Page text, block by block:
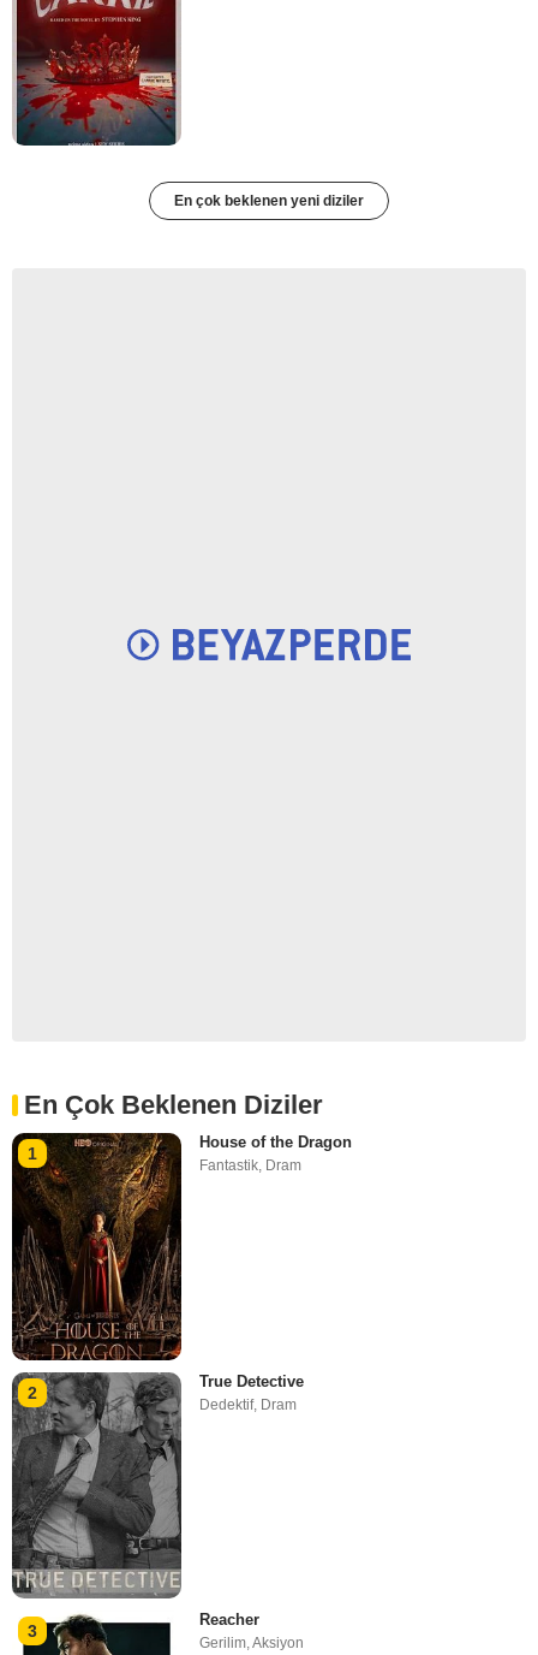
En çok beklenen yeni diziler
En Çok Beklenen Diziler
1
House of the Dragon
Fantastik, Dram
2
True Detective
Dedektif, Dram
3
Reacher
Gerilim,Aksiyon